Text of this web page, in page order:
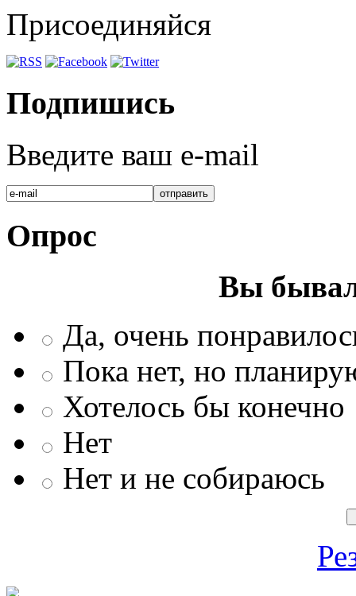
Присоединяйся
Подпишись
Введите ваш e-mail
Опрос
Вы
Да, очень
Пока нет, но
Хотелось бы конечно
Нет
Нет и не собираюсь